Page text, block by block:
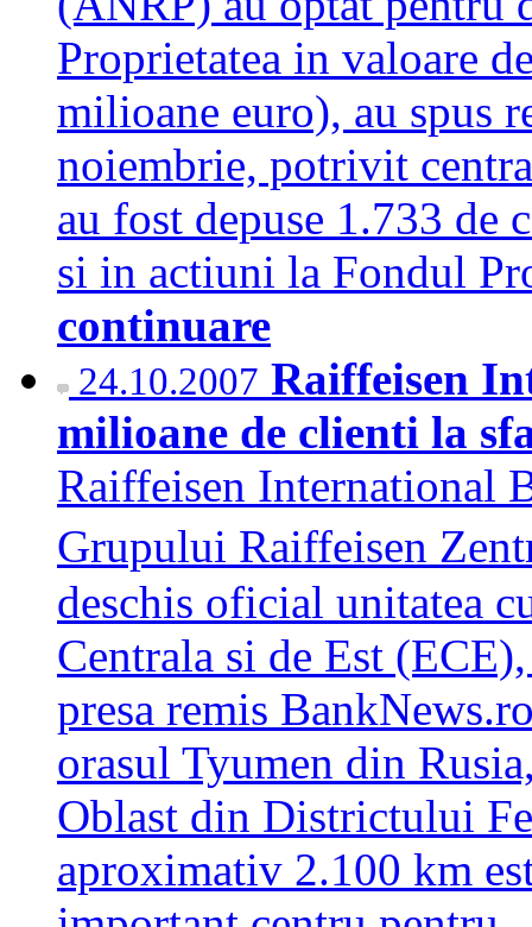
Proprietatea in valoare
milioane euro), au spus
noiembrie, potrivit
au fost depuse 1.733 de
si in actiuni la Fondul
continuare
24.10.2007 Raiffeisen
milioane de clienti la
Raiffeisen International
Grupului Raiffeisen
deschis oficial unitatea
Centrala si de Est
presa remis
orasul Tyumen din
Oblast din Districtului
aproximativ 2.100 km